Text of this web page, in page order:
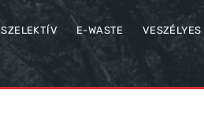
SZELEKTÍV E-WASTE VESZÉLYES